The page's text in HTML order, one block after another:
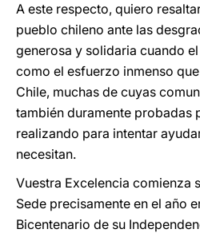
A este respecto, quiero
pueblo chileno ante las
generosa y solidaria cuando
como el esfuerzo inmenso
Chile, muchas de cuyas
también duramente probadas
realizando para intentar
necesitan.
Vuestra Excelencia comienza
Sede precisamente en el año
Bicentenario de su